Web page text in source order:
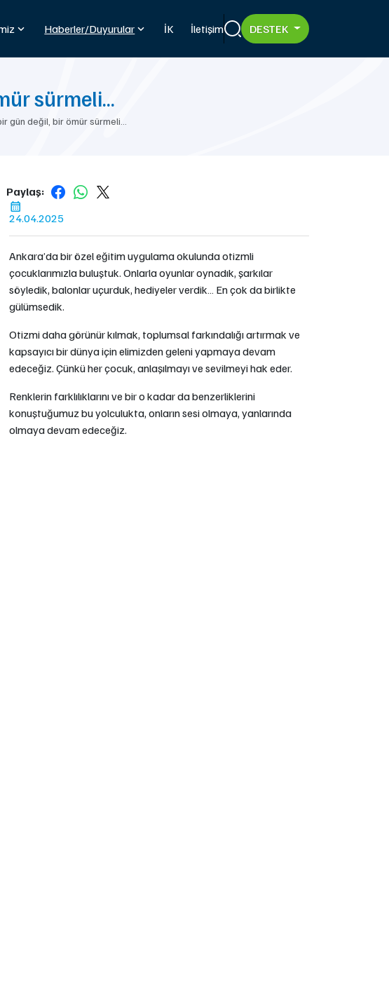
Haberler/Duyurular İK İletişim ?>DESTEK
gün değil, bir ömür sürmeli…
sürmeli…
24.04.2025
Paylaş:
Ankara’da bir özel eğitim uygulama okulunda otizmli
çocuklarımızla buluştuk. Onlarla oyunlar oynadık, şarkılar
söyledik, balonlar uçurduk, hediyeler verdik… En çok da birlikte
gülümsedik.
Otizmi daha görünür kılmak, toplumsal farkındalığı artırmak ve
kapsayıcı bir dünya için elimizden geleni yapmaya devam
edeceğiz. Çünkü her çocuk, anlaşılmayı ve sevilmeyi hak eder.
Renklerin farklılıklarını ve bir o kadar da benzerliklerini
konuştuğumuz bu yolculukta, onların sesi olmaya, yanlarında
olmaya devam edeceğiz.